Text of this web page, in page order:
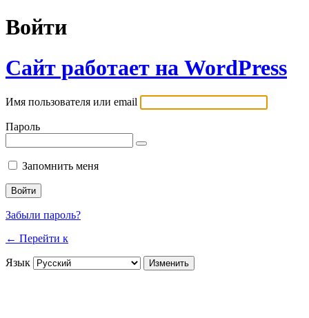
Войти
Сайт работает на WordPress
Имя пользователя или email
Пароль
Запомнить меня
Забыли пароль?
← Перейти к
Язык